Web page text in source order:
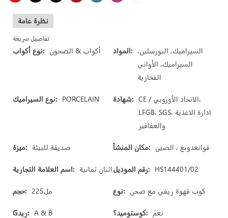
نظرة عامة
تفاصيل سريعة
نوع أكواب: أكواب & الصحون المواد: السيراميك، البورسلين،
السيراميك، الأواني
الفخارية
نوع السيراميك: PORCELAIN شهادة: CE / الاتحاد الأوروبي،
LFGB، SGS، ادارة الاغذية
والعقاقير
ميزة: صديقة للبيئة مكان المنشأ: قوانغدونغ ، الصين
اسم العلامة التجارية: اثنان ثمانية رقم الموديل: HS144401/02
حجم: مل225 نوع: كوب قهوة ريفي مع صحن
Gريد: A & B كوستوميد؟: نعم